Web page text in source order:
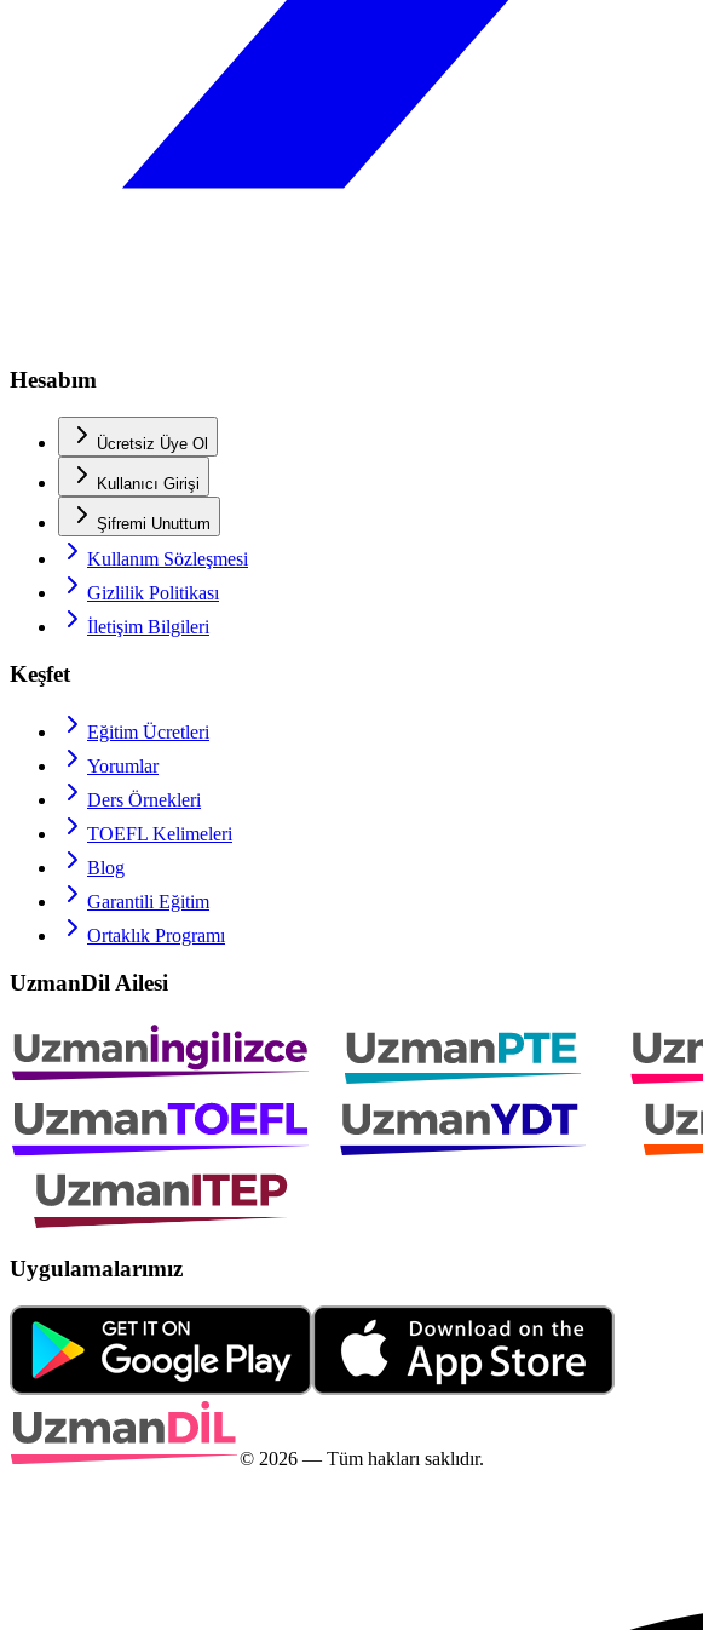
Hesabım
Ücretsiz Üye Ol
Kullanıcı Girişi
Şifremi Unuttum
Kullanım Sözleşmesi
Gizlilik Politikası
İletişim Bilgileri
Keşfet
Eğitim Ücretleri
Yorumlar
Ders Örnekleri
TOEFL Kelimeleri
Blog
Garantili Eğitim
Ortaklık Programı
UzmanDil Ailesi
Uygulamalarımız
© 2026 — Tüm hakları saklıdır.